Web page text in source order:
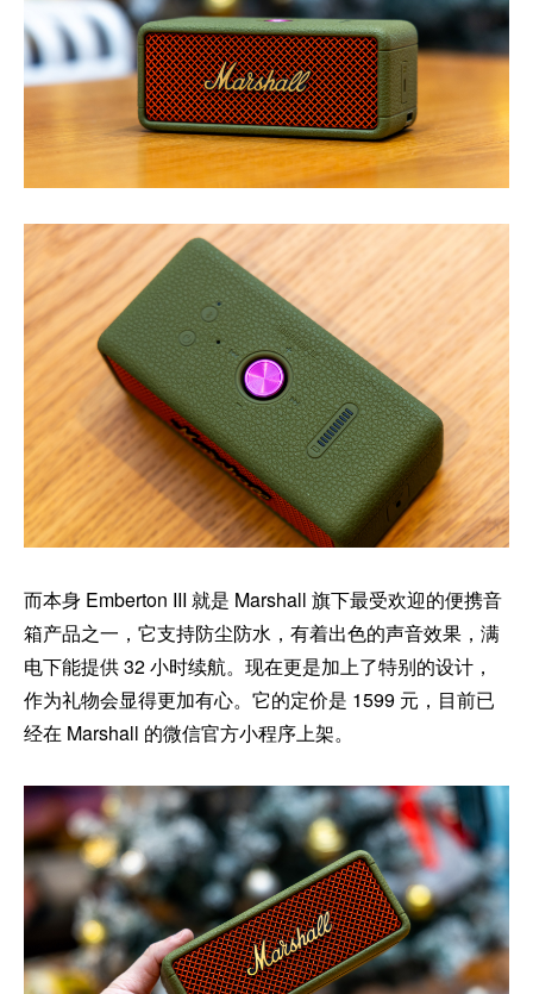
而本身 Emberton III 就是 Marshall 旗下最受欢迎的便携音
箱产品之一，它支持防尘防水，有着出色的声音效果，满
电下能提供 32 小时续航。现在更是加上了特别的设计，
作为礼物会显得更加有心。它的定价是 1599 元，目前已
经在 Marshall 的微信官方小程序上架。